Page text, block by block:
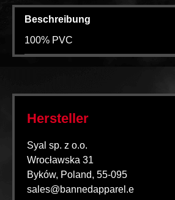
Beschreibung
100% PVC
Hersteller
Syal sp. z o.o.
Wrocławska 31
Byków, Poland, 55-095
sales@bannedapparel.e